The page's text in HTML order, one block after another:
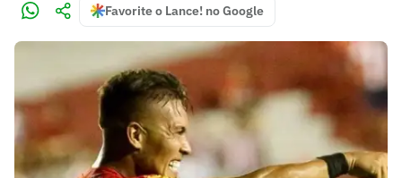
Favorite o Lance! no Google